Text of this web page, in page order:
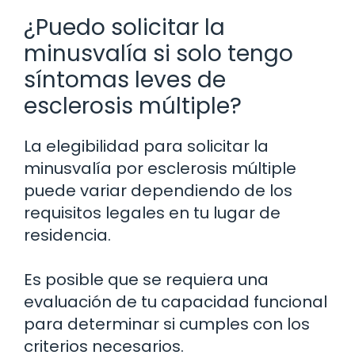
¿Puedo solicitar la
minusvalía si solo tengo
síntomas leves de
esclerosis múltiple?
La elegibilidad para solicitar la
minusvalía por esclerosis múltiple
puede variar dependiendo de los
requisitos legales en tu lugar de
residencia.
Es posible que se requiera una
evaluación de tu capacidad funcional
para determinar si cumples con los
criterios necesarios.